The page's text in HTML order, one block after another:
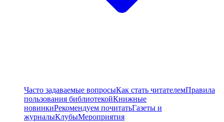
Часто задаваемые вопросыКак стать читателемПравила
пользования библиотекойКнижные
новинкиРекомендуем почитатьГазеты и
журналыКлубыМероприятия